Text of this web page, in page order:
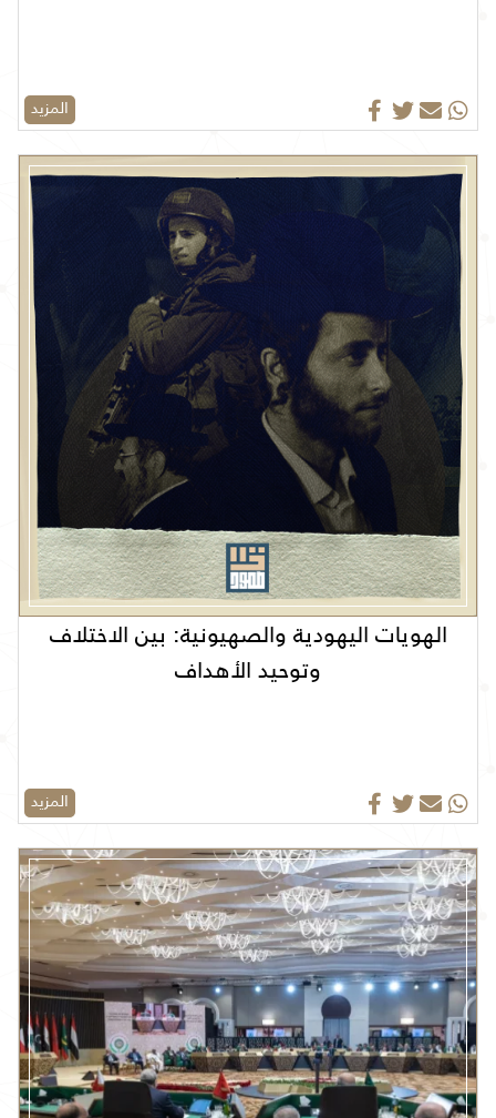
المزيد
الهويات اليهودية والصهيونية: بين الاختلاف
وتوحيد الأهداف
المزيد